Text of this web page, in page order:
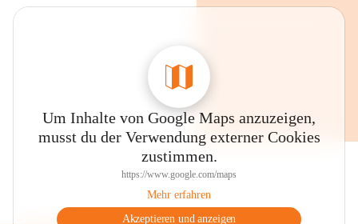
Um Inhalte von Google Maps anzuzeigen,
musst du der Verwendung externer Cookies
zustimmen.
https://www.google.com/maps
Mehr erfahren
Akzeptieren und anzeigen